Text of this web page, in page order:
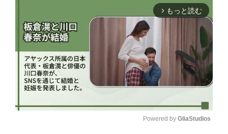
arrow_forward_ios もっと読む
Powered by GliaStudios